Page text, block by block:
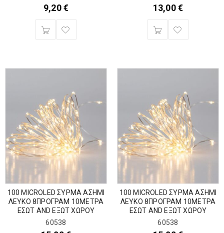
9,20€ 13,00€
100 MICROLED ΣΥΡΜΑ ΑΣΗΜΙ
ΛΕΥΚΟ 8ΠΡΟΓΡΑΜ 10ΜΕΤΡΑ
ΕΣΩΤ AND ΕΞΩΤ ΧΩΡΟΥ
60538
100 MICROLED ΣΥΡΜΑ ΑΣΗΜΙ
ΛΕΥΚΟ 8ΠΡΟΓΡΑΜ 10ΜΕΤΡΑ
ΕΣΩΤ AND ΕΞΩΤ ΧΩΡΟΥ
60538